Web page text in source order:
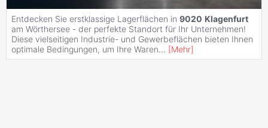
Entdecken Sie erstklassige Lagerflächen in 9020 Klagenfurt
am Wörthersee - der perfekte Standort für Ihr Unternehmen!
Diese vielseitigen Industrie- und Gewerbeflächen bieten Ihnen
optimale Bedingungen, um Ihre Waren... [Mehr]